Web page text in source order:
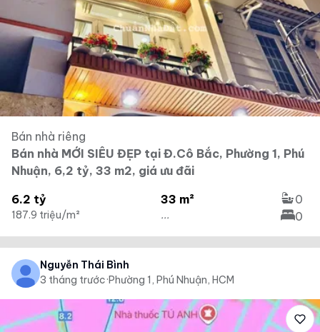
Bán nhà riêng
Bán nhà MỚI SIÊU ĐẸP tại Đ.Cô Bắc, Phường 1, Phú
Nhuận, 6,2 tỷ, 33 m2, giá ưu đãi
6.2 tỷ
187.9 triệu/m²
33 m²
...
0
0
Nguyễn Thái Bình
3 tháng trước·Phường 1, Phú Nhuận, HCM